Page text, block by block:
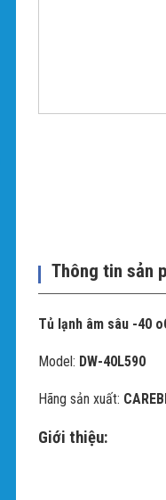
Thông tin sản
Tủ lạnh âm sâu -40
Model: DW-40L590
Hãng sản xuất:
Giới thiệu: